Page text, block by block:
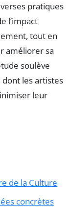
pratiques
l’impact
tout en
améliorer sa
soulève
dont les artistes
leur
de la Culture
concrètes